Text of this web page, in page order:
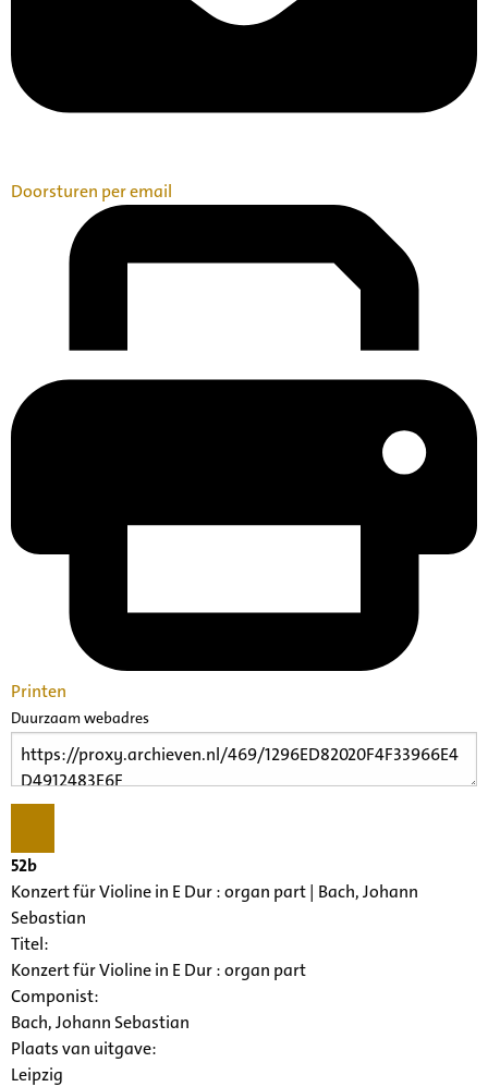
Doorsturen per email
Printen
Duurzaam webadres
52b
Konzert für Violine in E Dur : organ part | Bach, Johann
Sebastian
Titel:
Konzert für Violine in E Dur : organ part
Componist:
Bach, Johann Sebastian
Plaats van uitgave:
Leipzig